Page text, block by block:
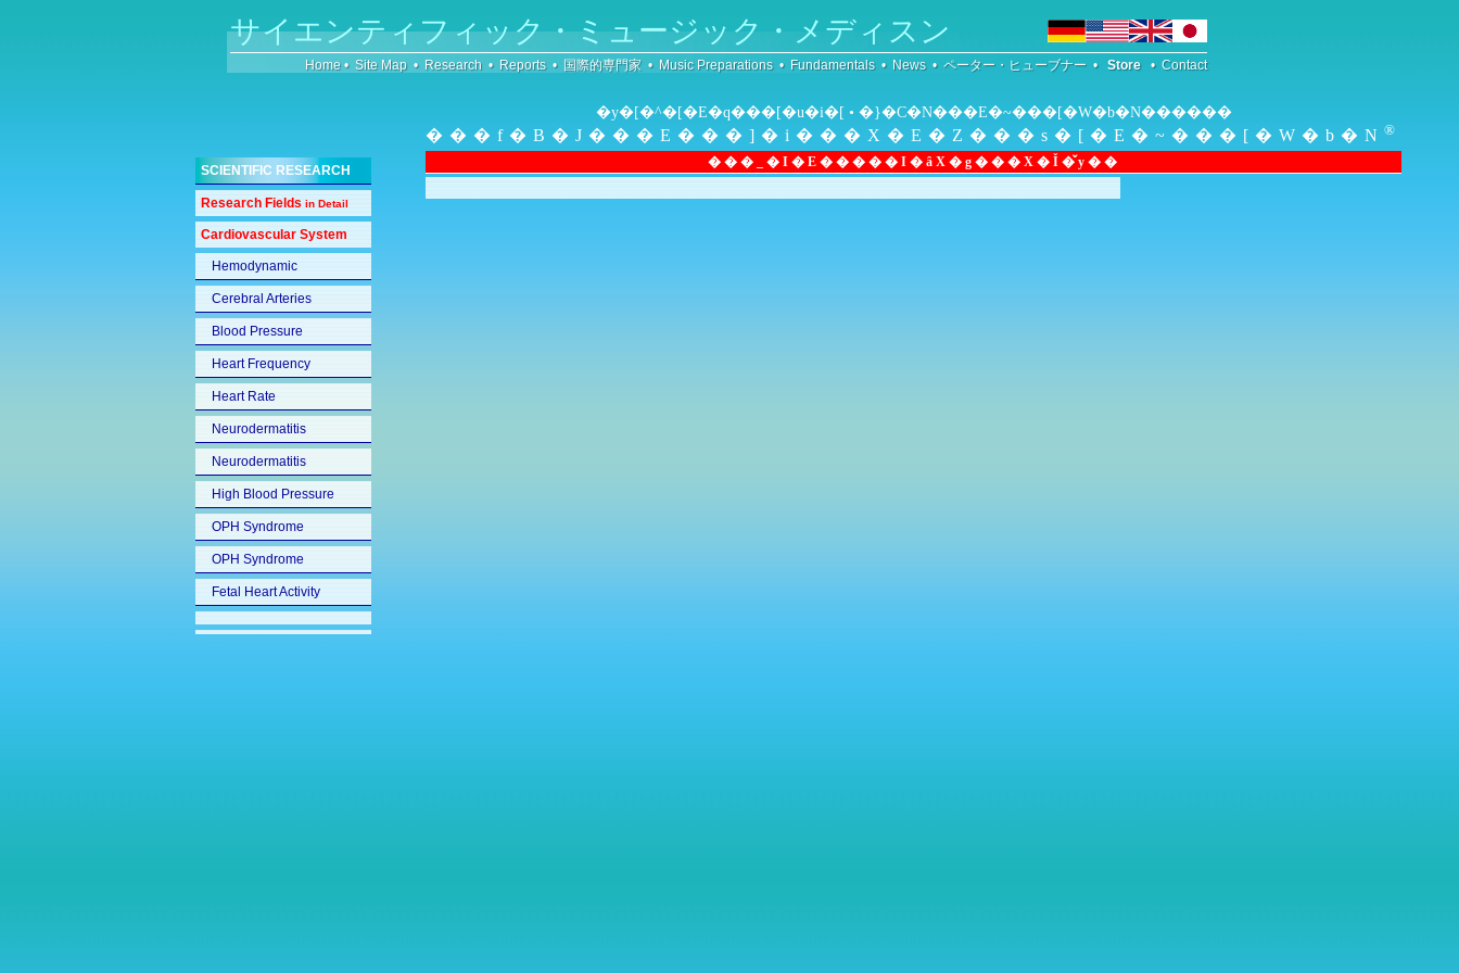
サイエンティフィック・ミュージック・メディスン
Home • Site Map • Research • Reports • 国際的専門家 • Music Preparations • Fundamentals • News • ペーター・ヒューブナー • Store • Contact
�y�[�^�[�E�q���[�u�i�[ • �}�C�N���E�~���[�W�b�N������
���f�B�J���E���]�i���X�E�Z���s�[�E�~���[�W�b�N ®
���_�I�E�����I�ȃX�g���X�Ǐ�̌y��
SCIENTIFIC RESEARCH
Research Fields in Detail
Cardiovascular System
Hemodynamic
Cerebral Arteries
Blood Pressure
Heart Frequency
Heart Rate
Neurodermatitis
Neurodermatitis
High Blood Pressure
OPH Syndrome
OPH Syndrome
Fetal Heart Activity